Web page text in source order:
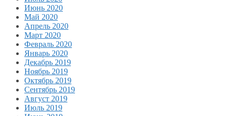
Июнь 2020
Май 2020
Апрель 2020
Март 2020
Февраль 2020
Январь 2020
Декабрь 2019
Ноябрь 2019
Октябрь 2019
Сентябрь 2019
Август 2019
Июль 2019